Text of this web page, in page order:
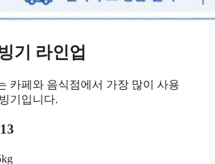
기 라인업
카페와 음식점에서 가장 많이 사용
기입니다.